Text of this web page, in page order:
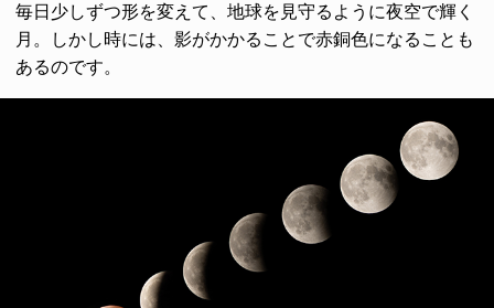
毎日少しずつ形を変えて、地球を見守るように夜空で輝く
月。しかし時には、影がかかることで赤銅色になることも
あるのです。